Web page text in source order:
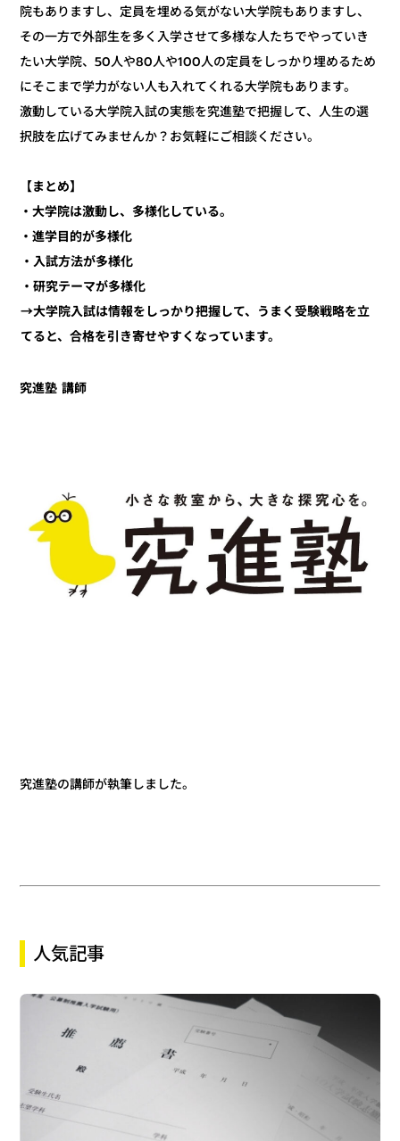
院もありますし、定員を埋める気がない大学院もありますし、
その一方で外部生を多く入学させて多様な人たちでやっていき
たい大学院、50人や80人や100人の定員をしっかり埋めるため
にそこまで学力がない人も入れてくれる大学院もあります。
激動している大学院入試の実態を究進塾で把握して、人生の選
択肢を広げてみませんか？お気軽にご相談ください。
【まとめ】
・大学院は激動し、多様化している。
・進学目的が多様化
・入試方法が多様化
・研究テーマが多様化
→大学院入試は情報をしっかり把握して、うまく受験戦略を立
てると、合格を引き寄せやすくなっています。
究進塾 講師
究進塾の講師が執筆しました。
人気記事